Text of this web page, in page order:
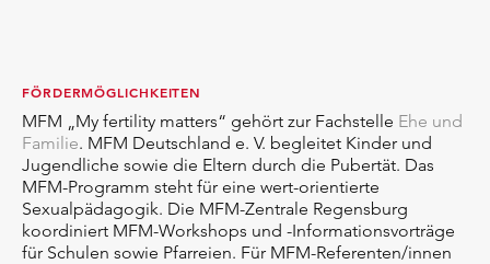
FÖRDERMÖGLICHKEITEN
MFM „My fertility matters“ gehört zur Fachstelle Ehe und
Familie. MFM Deutschland e. V. begleitet Kinder und
Jugendliche sowie die Eltern durch die Pubertät. Das
MFM-Programm steht für eine wert-orientierte
Sexualpädagogik. Die MFM-Zentrale Regensburg
koordiniert MFM-Workshops und -Informationsvorträge
für Schulen sowie Pfarreien. Für MFM-Referenten/innen